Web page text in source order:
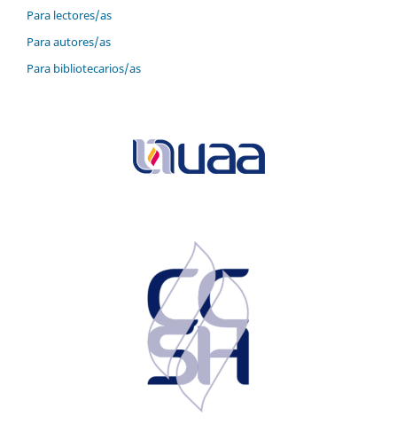
Para lectores/as
Para autores/as
Para bibliotecarios/as